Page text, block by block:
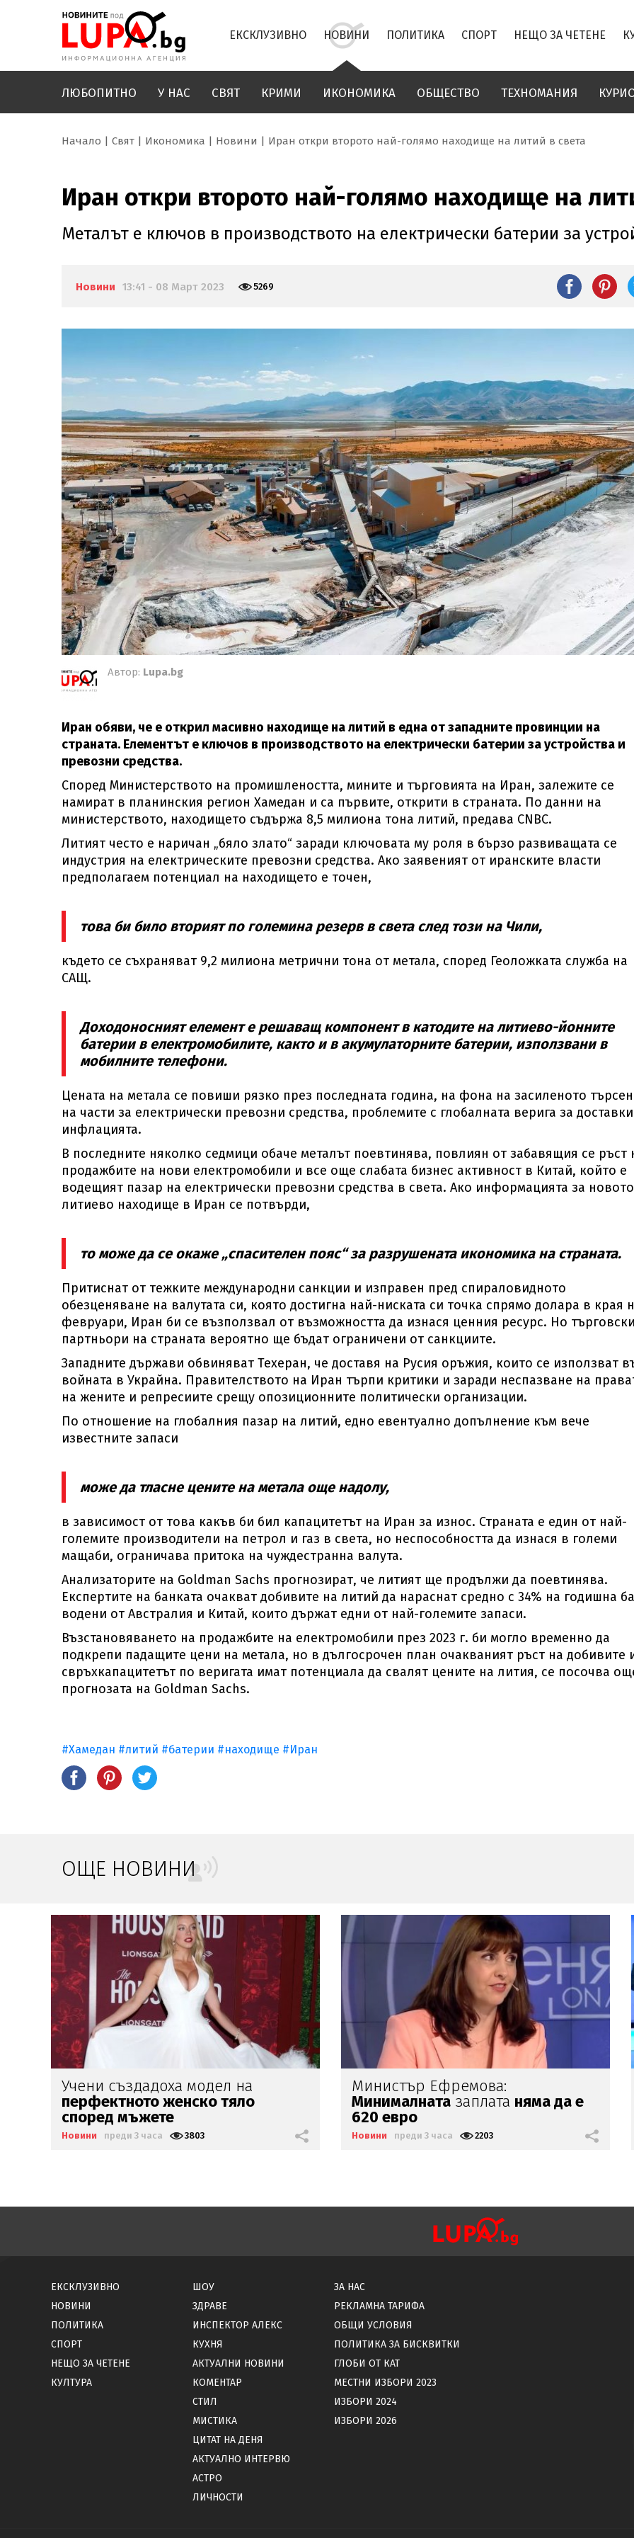
ЕКСКЛУЗИВНО НОВИНИ ПОЛИТИКА СПОРТ НЕЩО ЗА ЧЕТЕНЕ
ЛЮБОПИТНО У НАС СВЯТ КРИМИ ИКОНОМИКА ОБЩЕСТВО ТЕХНОМАНИЯ
Начало Свят Икономика Новини Иран откри второто най-голямо находище на литий в света
Иран откри второто най-голямо находище на
Металът е ключов в производството на електрически батерии за
Новини 13:41 - 08 Март 2023 5269
Автор: Lupa.bg
Иран обяви, че е открил масивно находище на литий в една от западните провинции на
страната. Елементът е ключов в производството на електрически батерии за устройства и
превозни средства.
Според Министерството на промишлеността, мините и търговията на Иран, залежите се
намират в планинския регион Хамедан и са първите, открити в страната. По данни на
министерството, находището съдържа 8,5 милиона тона литий, предава CNBC.
Литият често е наричан „бяло злато“ заради ключовата му роля в бързо развиващата се
индустрия на електрическите превозни средства. Ако заявеният от иранските власти
предполагаем потенциал на находището е точен,
това би било вторият по големина резерв в света след този на Чили,
където се съхраняват 9,2 милиона метрични тона от метала, според Геоложката служба на
САЩ.
Доходоносният елемент е решаващ компонент в катодите на литиево-йонните
батерии в електромобилите, както и в акумулаторните батерии, използвани в
мобилните телефони.
Цената на метала се повиши рязко през последната година, на фона на засиленото
на части за електрически превозни средства, проблемите с глобалната верига за
инфлацията.
В последните няколко седмици обаче металът поевтинява, повлиян от забавящия се ръст
продажбите на нови електромобили и все още слабата бизнес активност в Китай, който е
водещият пазар на електрически превозни средства в света. Ако информацията за новото
литиево находище в Иран се потвърди,
то може да се окаже „спасителен пояс“ за разрушената икономика на страната.
Притиснат от тежките международни санкции и изправен пред спираловидното
обезценяване на валутата си, която достигна най-ниската си точка спрямо долара в края
февруари, Иран би се възползвал от възможността да изнася ценния ресурс. Но
партньори на страната вероятно ще бъдат ограничени от санкциите.
Западните държави обвиняват Техеран, че доставя на Русия оръжия, които се използват
войната в Украйна. Правителството на Иран търпи критики и заради неспазване на
на жените и репресиите срещу опозиционните политически организации.
По отношение на глобалния пазар на литий, едно евентуално допълнение към вече
известните запаси
може да тласне цените на метала още надолу,
в зависимост от това какъв би бил капацитетът на Иран за износ. Страната е един от най-
големите производители на петрол и газ в света, но неспособността да изнася в големи
мащаби, ограничава притока на чуждестранна валута.
Анализаторите на Goldman Sachs прогнозират, че литият ще продължи да поевтинява.
Експертите на банката очакват добивите на литий да нараснат средно с 34% на годишна
водени от Австралия и Китай, които държат едни от най-големите запаси.
Възстановяването на продажбите на електромобили през 2023 г. би могло временно да
подкрепи падащите цени на метала, но в дългосрочен план очакваният ръст на добивите
свръхкапацитетът по веригата имат потенциала да свалят цените на лития, се посочва
прогнозата на Goldman Sachs.
#Хамедан #литий #батерии #находище #Иран
ОЩЕ НОВИНИ
Министър Ефремова:
Минималнатазаплатаняма да е
620 евро
Новини преди 3 часа 2203
Безпрецедентнотозасушаване
река Дунав севижда от космоса
Новини преди 3 часа 1715
ЕКСКЛУЗИВНО
НОВИНИ
ПОЛИТИКА
СПОРТ
НЕЩО ЗА ЧЕТЕНЕ
КУЛТУРА
ШОУ
ЗДРАВЕ
ИНСПЕКТОР АЛЕКС
КУХНЯ
АКТУАЛНИ НОВИНИ
КОМЕНТАР
СТИЛ
МИСТИКА
ЦИТАТ НА ДЕНЯ
АКТУАЛНО ИНТЕРВЮ
АСТРО
ЛИЧНОСТИ
ЗА НАС
РЕКЛАМНА ТАРИФА
ОБЩИ УСЛОВИЯ
ПОЛИТИКА ЗА БИСКВИТКИ
ГЛОБИ ОТ КАТ
МЕСТНИ ИЗБОРИ 2023
ИЗБОРИ 2024
ИЗБОРИ 2026